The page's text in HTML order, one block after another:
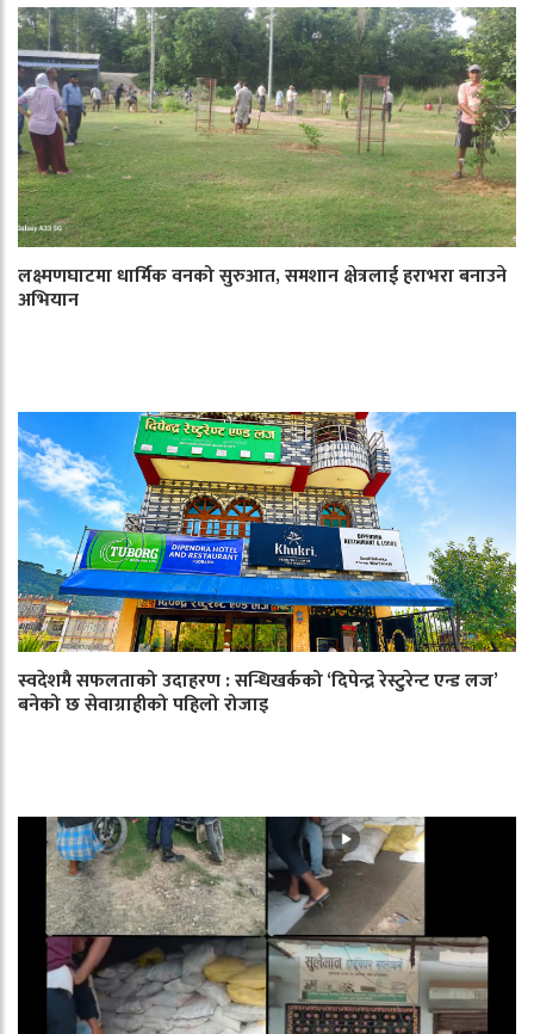
लक्ष्मणघाटमा धार्मिक वनको सुरुआत, समशान क्षेत्रलाई हराभरा बनाउने
अभियान
स्वदेशमै सफलताको उदाहरण : सन्धिखर्कको ‘दिपेन्द्र रेस्टुरेन्ट एन्ड लज’
बनेको छ सेवाग्राहीको पहिलो रोजाइ